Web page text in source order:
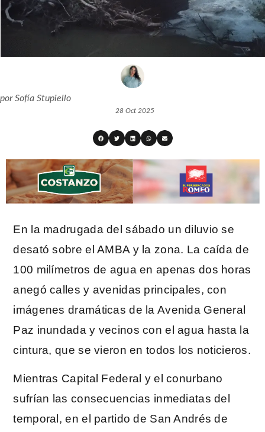
porSofía Stupiello
28 Oct 2025
En la madrugada del sábado un diluvio se
desató sobre el AMBA y la zona. La caída de
100 milímetros de agua en apenas dos horas
anegó calles y avenidas principales, con
imágenes dramáticas de la Avenida General
Paz inundada y vecinos con el agua hasta la
cintura, que se vieron en todos los noticieros.
Mientras Capital Federal y el conurbano
sufrían las consecuencias inmediatas del
temporal, en el partido de San Andrés de